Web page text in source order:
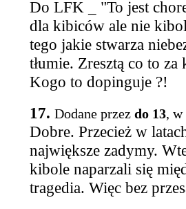
Do LFK _ "To jest
dla kibiców ale nie
tego jakie stwarza
tłumie. Zresztą co to
Kogo to dopinguje ?!
17. Dodane przez do 13, w
Dobre. Przecież w
największe zadymy.
kibole naparzali się
tragedia. Więc bez